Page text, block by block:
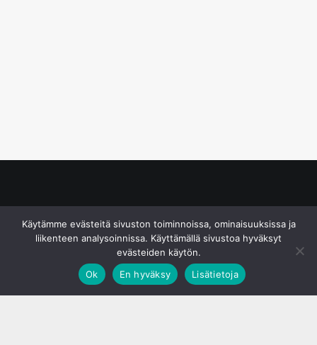
Käytämme evästeitä sivuston toiminnoissa, ominaisuuksissa ja
liikenteen analysoinnissa. Käyttämällä sivustoa hyväksyt
evästeiden käytön.
Ok
En hyväksy Lisätietoja